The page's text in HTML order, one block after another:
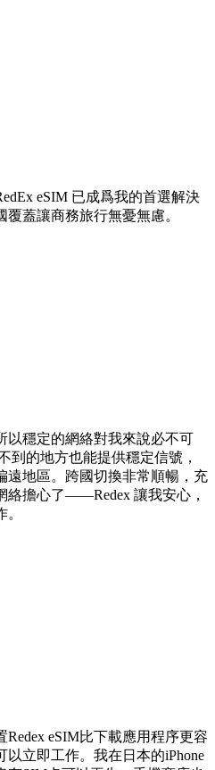
eSIM 已成爲我的首選解決
蓋讓商務旅行無憂無慮。
以穩定的網絡對我來說必不可
到的地方也能提供穩定信號，
遠地區。跨國切換非常順暢，充
絡擔心了——Redex 讓我安心，
eSIM比下載應用程序更容
立即工作。我在日本的iPhone